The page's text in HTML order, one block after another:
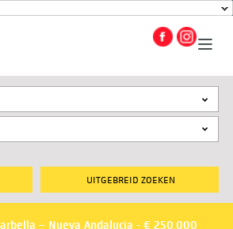
UITGEBREID ZOEKEN
– Nueva Andalucia - € 250.000